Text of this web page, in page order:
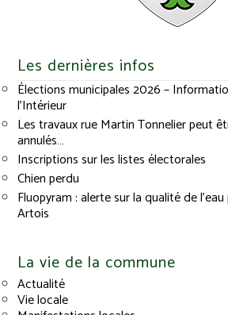
Les dernières infos
Élections municipales 2026 –
l’Intérieur
Les travaux rue Martin Tonnelier peut
annulés…
Inscriptions sur les listes électorales
Chien perdu
Fluopyram : alerte sur la qualité de
Artois
La vie de la commune
Actualité
Vie locale